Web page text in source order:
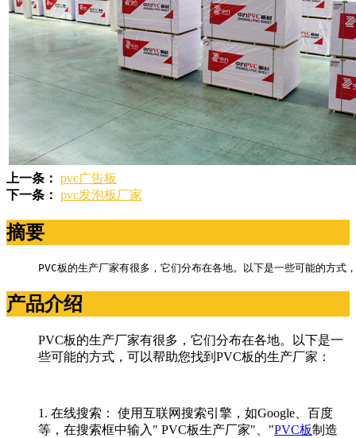
上一条： pvc广告板
下一条： pvc发泡板厂家
摘要
PVC板的生产厂家有很多，它们分布在各地。以下是一些可能的方式
产品介绍
PVC板的生产厂家有很多，它们分布在各地。以下是一
些可能的方式，可以帮助您找到PVC板的生产厂家：
1. 在线搜索： 使用互联网搜索引擎，如Google、百度
等，在搜索框中输入" PVC板生产厂家"、"PVC板制造